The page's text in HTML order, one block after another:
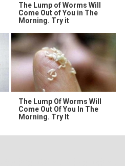
The Lump of Worms Will
Come Out of You in The
Morning. Try it
The Lump Of Worms Will
Come Out Of You In The
Morning. Try It